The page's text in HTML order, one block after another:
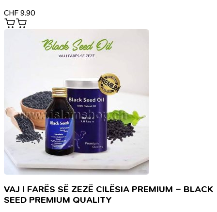
CHF 9.90
VAJ I FARËS SË ZEZË CILËSIA PREMIUM – BLACK
SEED PREMIUM QUALITY